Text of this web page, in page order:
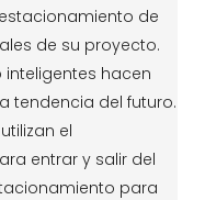
de
de su proyecto.
hacen
tendencia del futuro.
el
entrar y salir del
para